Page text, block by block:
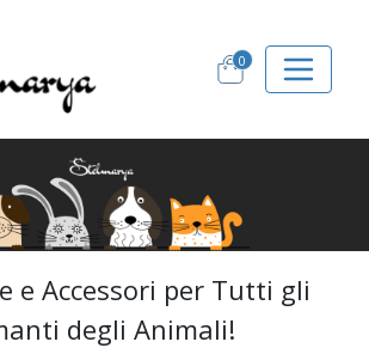
0
e Accessori per Tutti gli
degli Animali!